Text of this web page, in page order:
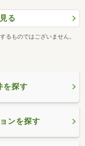
る
るものではございません。
を探す
ンを探す